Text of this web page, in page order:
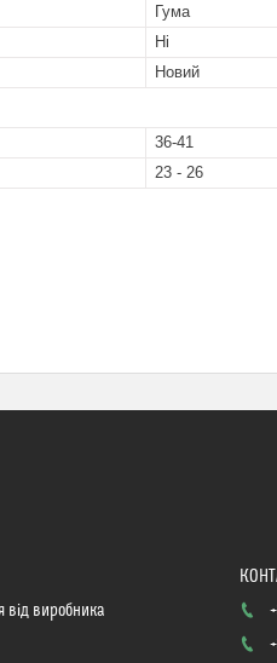
Гума
Ні
Новий
36-41
23 - 26
від виробника